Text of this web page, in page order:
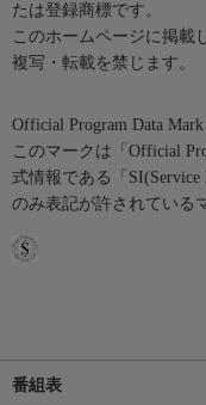
たは登録商標です。
このホームページに掲載
複写・転載を禁じます。
Official Program Data
このマークは「Official
式情報である「
のみ表記が許されている
番組表